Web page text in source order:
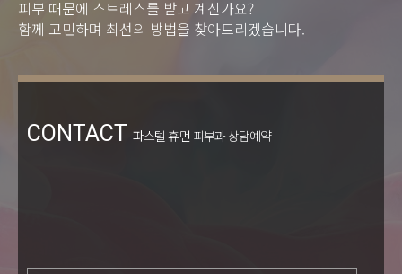
피부 때문에 스트레스를 받고 계신가요?
함께 고민하며 최선의 방법을 찾아드리겠습니다.
CONTACT 파스텔 휴먼 피부과 상담예약